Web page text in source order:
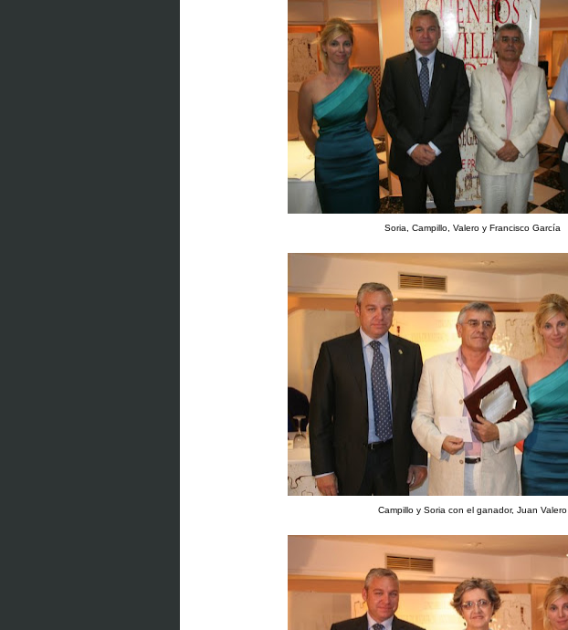
Soria, Campillo, Valero y Francisco García
Campillo y Soria con el ganador, Juan Valero